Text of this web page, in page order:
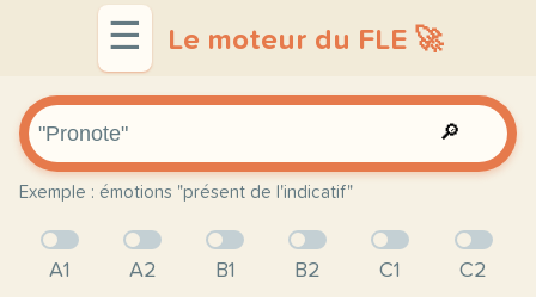
☰ Le moteur du FLE 🚀
🔎
Exemple : émotions "présent de l'indicatif"
A1 A2 B1 B2 C1 C2